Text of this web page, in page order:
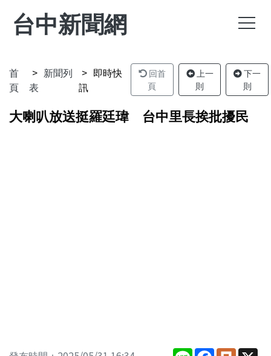
台中新聞網
首
頁
新聞列
表
即時快
訊
回首
頁
上一
則
下一
則
大喇叭放送挺羅廷瑋 台中里長挨批擾民
LineFacebook
PlurkX